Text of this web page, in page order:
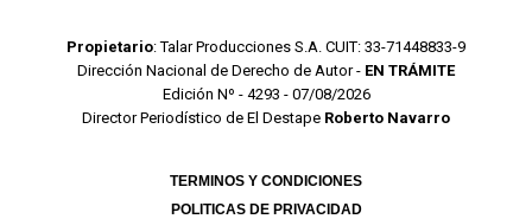
Propietario: Talar Producciones S.A. CUIT: 33-71448833-9
Dirección Nacional de Derecho de Autor - EN TRÁMITE
Edición Nº - 4293 - 07/08/2026
Director Periodístico de El Destape Roberto Navarro
TERMINOS Y CONDICIONES
POLITICAS DE PRIVACIDAD